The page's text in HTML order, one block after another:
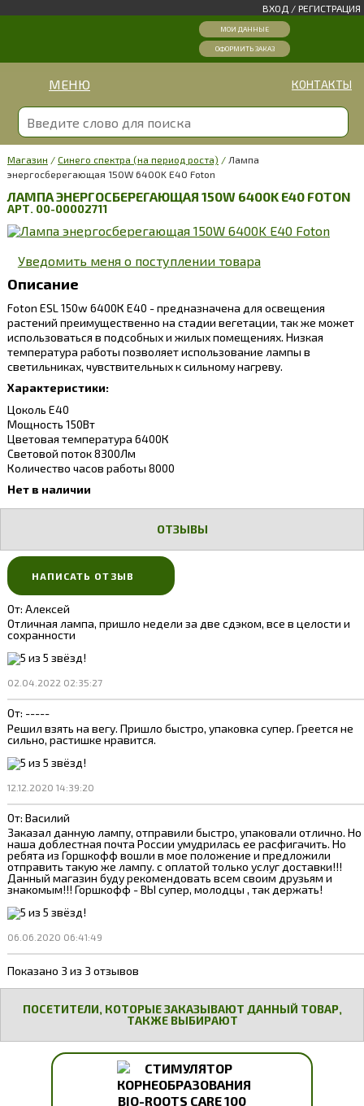
ВХОД /РЕГИСТРАЦИЯ
МОИ ДАННЫЕ
ОФОРМИТЬ ЗАКАЗ
МЕНЮ КОНТАКТЫ
Магазин / Синего спектра (на период роста) / Лампа
энергосберегающая 150W 6400K E40 Foton
ЛАМПА ЭНЕРГОСБЕРЕГАЮЩАЯ 150W 6400K E40 FOTON
АРТ. 00-00002711
Уведомить меня о поступлении товара
Описание
Foton ESL 150w 6400К E40 - предназначена для освещения
растений преимущественно на стадии вегетации, так же может
использоваться в подсобных и жилых помещениях. Низкая
температура работы позволяет использование лампы в
светильниках, чувствительных к сильному нагреву.
Характеристики:
Цоколь Е40
Мощность 150Вт
Цветовая температура 6400К
Световой поток 8300Лм
Количество часов работы 8000
Нет в наличии
ОТЗЫВЫ
НАПИСАТЬ ОТЗЫВ
От: Алексей
Отличная лампа, пришло недели за две сдэком, все в целости и
сохранности
02.04.2022 02:35:27
От: -----
Решил взять на вегу. Пришло быстро, упаковка супер. Греется не
сильно, растишке нравится.
12.12.2020 14:39:20
От: Василий
Заказал данную лампу, отправили быстро, упаковали отлично. Но
наша доблестная почта России умудрилась ее расфигачить. Но
ребята из Горшкофф вошли в мое положение и предложили
отправить такую же лампу. с оплатой только услуг доставки!!!
Данный магазин буду рекомендовать всем своим друзьям и
знакомым!!! Горшкофф - ВЫ супер, молодцы , так держать!
06.06.2020 06:41:49
Показано 3 из 3 отзывов
ПОСЕТИТЕЛИ, КОТОРЫЕ ЗАКАЗЫВАЮТ ДАННЫЙ ТОВАР,
ТАКЖЕ ВЫБИРАЮТ